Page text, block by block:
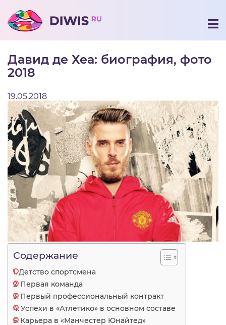
Давид де Хеа: биография, фото
2018
19.05.2018
Содержание
Детство спортсмена
Первая команда
Первый профессиональный контракт
Успехи в «Атлетико» в основном составе
Карьера в «Манчестер Юнайтед»